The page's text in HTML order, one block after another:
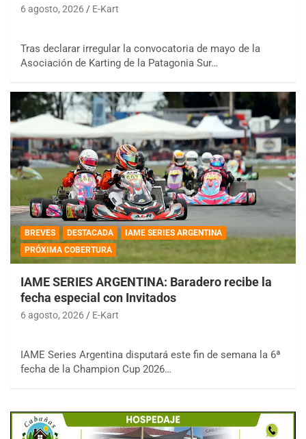
6 agosto, 2026 E-Kart
Tras declarar irregular la convocatoria de mayo de la
Asociación de Karting de la Patagonia Sur…
BREVES DESTACADA
IAME SERIES ARGENTINA
PRÓXIMA COBERTURA
IAME SERIES ARGENTINA: Baradero recibe la
fecha especial con Invitados
6 agosto, 2026 E-Kart
IAME Series Argentina disputará este fin de semana la 6ª
fecha de la Champion Cup 2026…